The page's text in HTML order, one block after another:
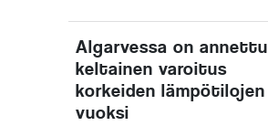
Algarvessa on annettu
keltainen varoitus
korkeiden lämpötilojen
vuoksi